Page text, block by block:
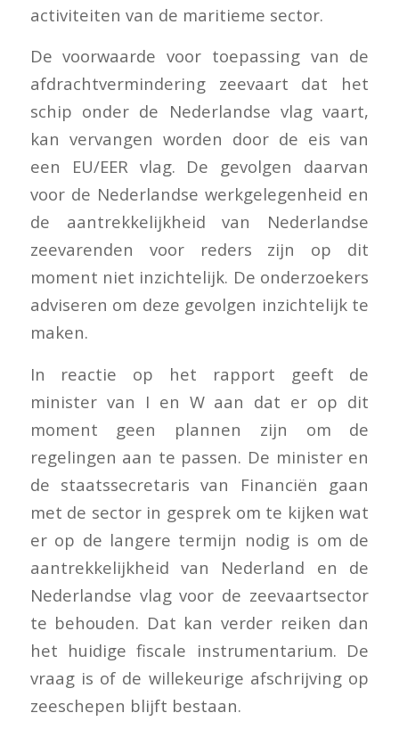
activiteiten van de maritieme sector.
De voorwaarde voor toepassing van de
afdrachtvermindering zeevaart dat het
schip onder de Nederlandse vlag vaart,
kan vervangen worden door de eis van
een EU/EER vlag. De gevolgen daarvan
voor de Nederlandse werkgelegenheid en
de aantrekkelijkheid van Nederlandse
zeevarenden voor reders zijn op dit
moment niet inzichtelijk. De onderzoekers
adviseren om deze gevolgen inzichtelijk te
maken.
In reactie op het rapport geeft de
minister van I en W aan dat er op dit
moment geen plannen zijn om de
regelingen aan te passen. De minister en
de staatssecretaris van Financiën gaan
met de sector in gesprek om te kijken wat
er op de langere termijn nodig is om de
aantrekkelijkheid van Nederland en de
Nederlandse vlag voor de zeevaartsector
te behouden. Dat kan verder reiken dan
het huidige fiscale instrumentarium. De
vraag is of de willekeurige afschrijving op
zeeschepen blijft bestaan.